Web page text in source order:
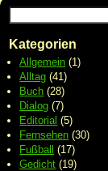
Kategorien
Allgemein (1)
Alltag (41)
Buch (28)
Dialog (7)
Editorial (5)
Fernsehen (30)
Fußball
(17)
Gedicht (19)